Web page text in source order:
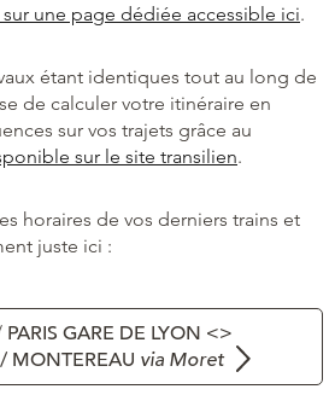
une page dédiée accessible ici.
étant identiques tout au long de
de calculer votre itinéraire en
sur vos trajets grâce au
sur le site transilien.
horaires de vos derniers trains et
juste ici :
PARIS GARE DE LYON <>
MONTEREAU via Moret